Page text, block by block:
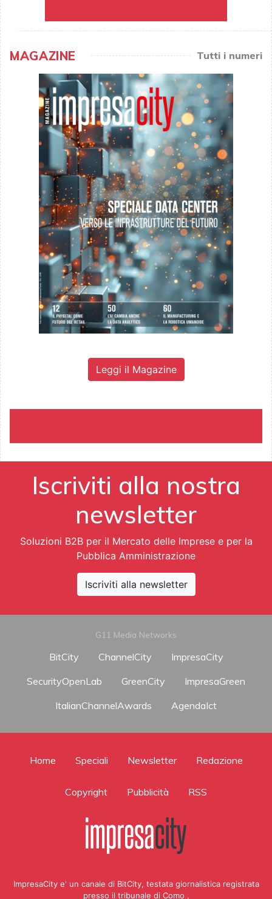
MAGAZINE Tutti i numeri
Leggi il Magazine
Iscriviti alla nostra
newsletter
Soluzioni B2B per il Mercato delle Imprese e per la
Pubblica Amministrazione
Iscriviti alla newsletter
G11 Media Networks
BitCity ChannelCity
ImpresaCity
SecurityOpenLab
GreenCity
ImpresaGreen
ItalianChannelAwards
AgendaIct
Home Speciali Newsletter Redazione
Copyright Pubblicità RSS
ImpresaCity e' un canale di BitCity, testata giornalistica registrata
presso il tribunale di Como ,